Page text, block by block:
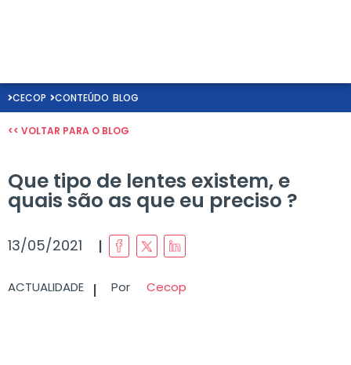
CECOP CONTEÚDO BLOG
<< VOLTAR PARA O BLOG
Que tipo de lentes existem, e
quais são as que eu preciso ?
13/05/2021 I
ACTUALIDADE I Por Cecop